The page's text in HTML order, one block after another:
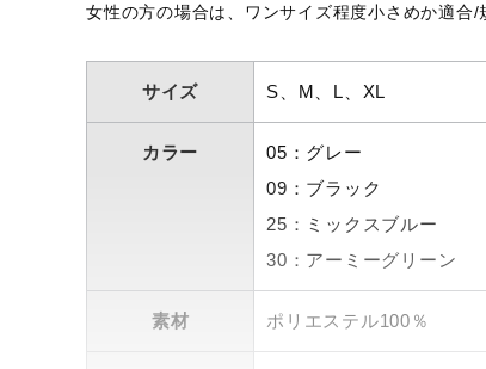
セール
その他
女性の方の場合は、ワンサイズ程度小さめか適合/
サイズ S、M、L、XL
カラー
05：グレー
09：ブラック
25：ミックスブルー
30：アーミーグリーン
素材 ポリエステル100％